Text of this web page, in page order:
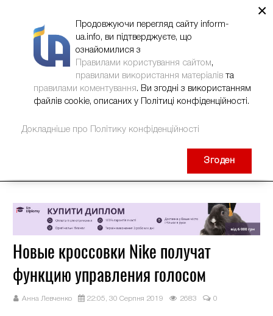
Новые кроссовки Nike получат
функцию управления голосом
Анна Левченко 22:05, 30 Серпня 2019 2683 0
×
Продовжуючи перегляд сайту inform-
ua.info, ви підтверджуєте, що
ознайомилися з
Правилами користування сайтом,
правилами використання матеріалів та
правилами коментування. Ви згодні з використанням
файлів cookie, описаних у Політиці конфіденційності.
Докладніше про Політику конфіденційності
Згоден